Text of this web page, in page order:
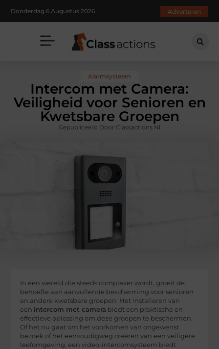
Donderdag 6 Augustus 2026 Adverteren
Alarmsysteem
Intercom met Camera:
Veiligheid voor Senioren en
Kwetsbare Groepen
Gepubliceerd Door Classactions.nl
In een wereld die steeds complexer wordt, groeit de
behoefte aan aanvullende bescherming voor senioren
en andere kwetsbare groepen. Het installeren van
een intercom met camera biedt een praktische en
effectieve oplossing om deze groepen te beschermen.
Of het nu gaat om het voorkomen van ongewenst
bezoek of het eenvoudigweg creëren van een veiligere
leefomgeving, een video-intercomsysteem biedt